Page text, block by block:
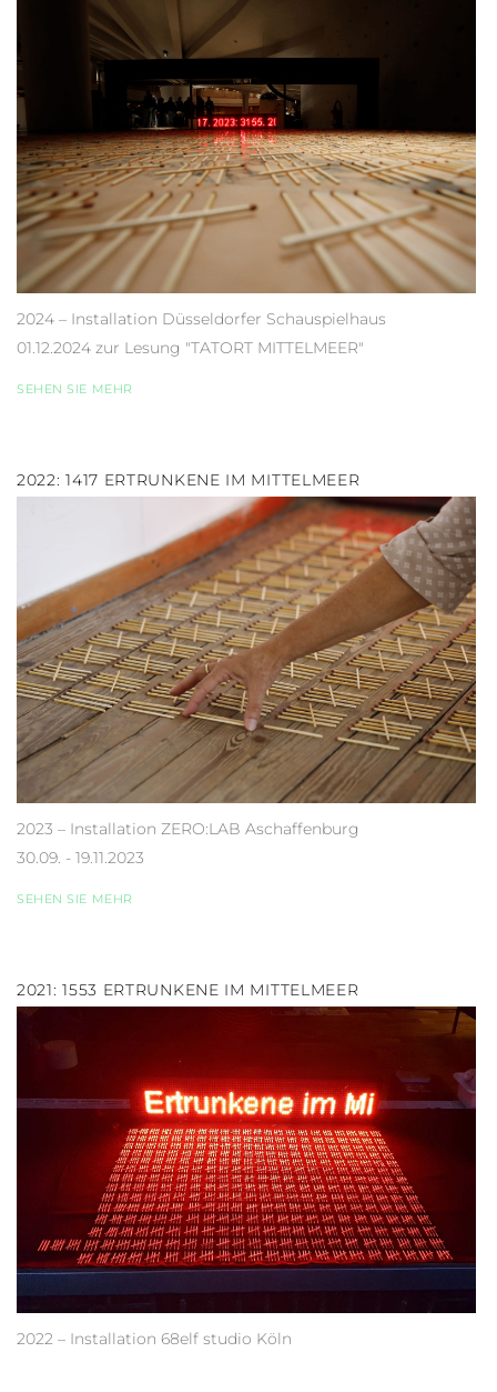
2024 – Installation Düsseldorfer Schauspielhaus
01.12.2024 zur Lesung "TATORT MITTELMEER"
SEHEN SIE MEHR
2022: 1417 ERTRUNKENE IM MITTELMEER
2023 – Installation ZERO:LAB Aschaffenburg
30.09. - 19.11.2023
SEHEN SIE MEHR
2021: 1553 ERTRUNKENE IM MITTELMEER
2022 – Installation 68elf studio Köln